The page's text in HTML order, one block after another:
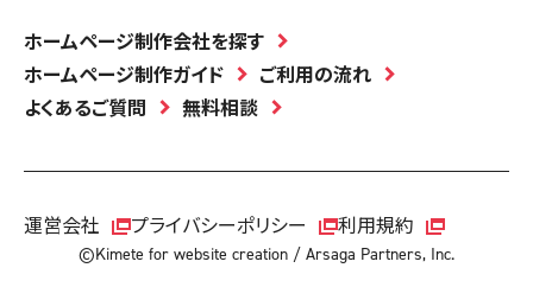
ホームページ制作会社を探す
ホームページ制作ガイド
ご利用の流れ
よくあるご質問
無料相談
運営会社 プライバシーポリシー 利用規約
©Kimete for website creation / Arsaga Partners, Inc.